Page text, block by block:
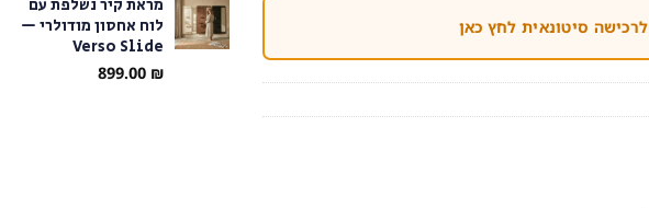
לרכישה סיטונאית לחץ כאן
לוח אחסון מודולרי —
Verso Slide
899.00 ₪